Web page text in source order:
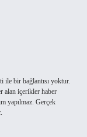
ile bir bağlantısı yoktur.
alan içerikler haber
yapılmaz. Gerçek